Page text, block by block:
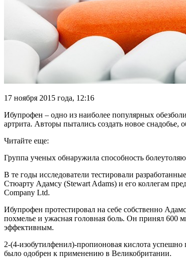
17 ноября 2015 года, 12:16
Ибупрофен – одно из наиболее популярных
артрита. Авторы пытались создать новое снадобье,
Читайте еще:
Группа ученых обнаружила способность
В те годы исследователи тестировали
Стюарту Адамсу (Stewart Adams) и его коллегам
Company Ltd.
Ибупрофен протестировал на себе собственно
похмелье и ужасная головная боль. Он принял 600
эффективным.
2-(4-изобутилфенил)-пропионовая кислота
было одобрен к применению в Великобритании.